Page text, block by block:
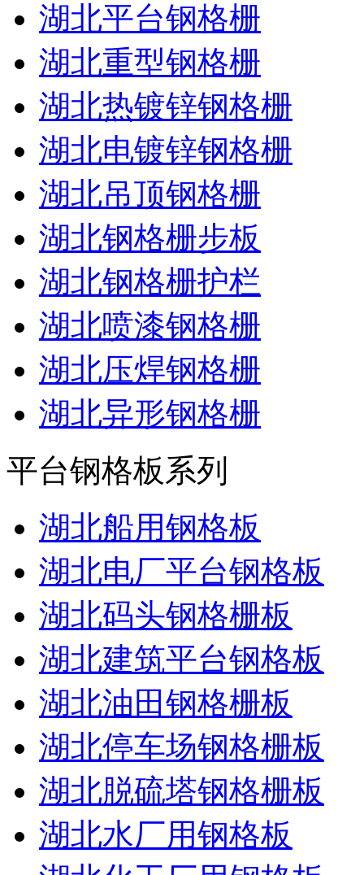
湖北平台钢格栅
湖北重型钢格栅
湖北热镀锌钢格栅
湖北电镀锌钢格栅
湖北吊顶钢格栅
湖北钢格栅步板
湖北钢格栅护栏
湖北喷漆钢格栅
湖北压焊钢格栅
湖北异形钢格栅
平台钢格板系列
湖北船用钢格板
湖北电厂平台钢格板
湖北码头钢格栅板
湖北建筑平台钢格板
湖北油田钢格栅板
湖北停车场钢格栅板
湖北脱硫塔钢格栅板
湖北水厂用钢格板